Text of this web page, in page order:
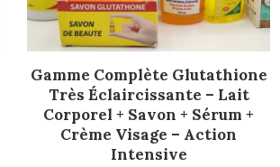
AJOUTER AU PANIER
Gamme Complète Glutathione
Très Éclaircissante – Lait
Corporel + Savon + Sérum +
Crème Visage – Action
Intensive